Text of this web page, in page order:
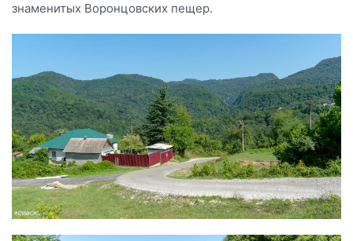
знаменитых Воронцовских пещер.